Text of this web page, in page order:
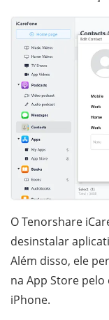
O Tenorshare
desinstalar
Além disso, ele
na App Store
iPhone.